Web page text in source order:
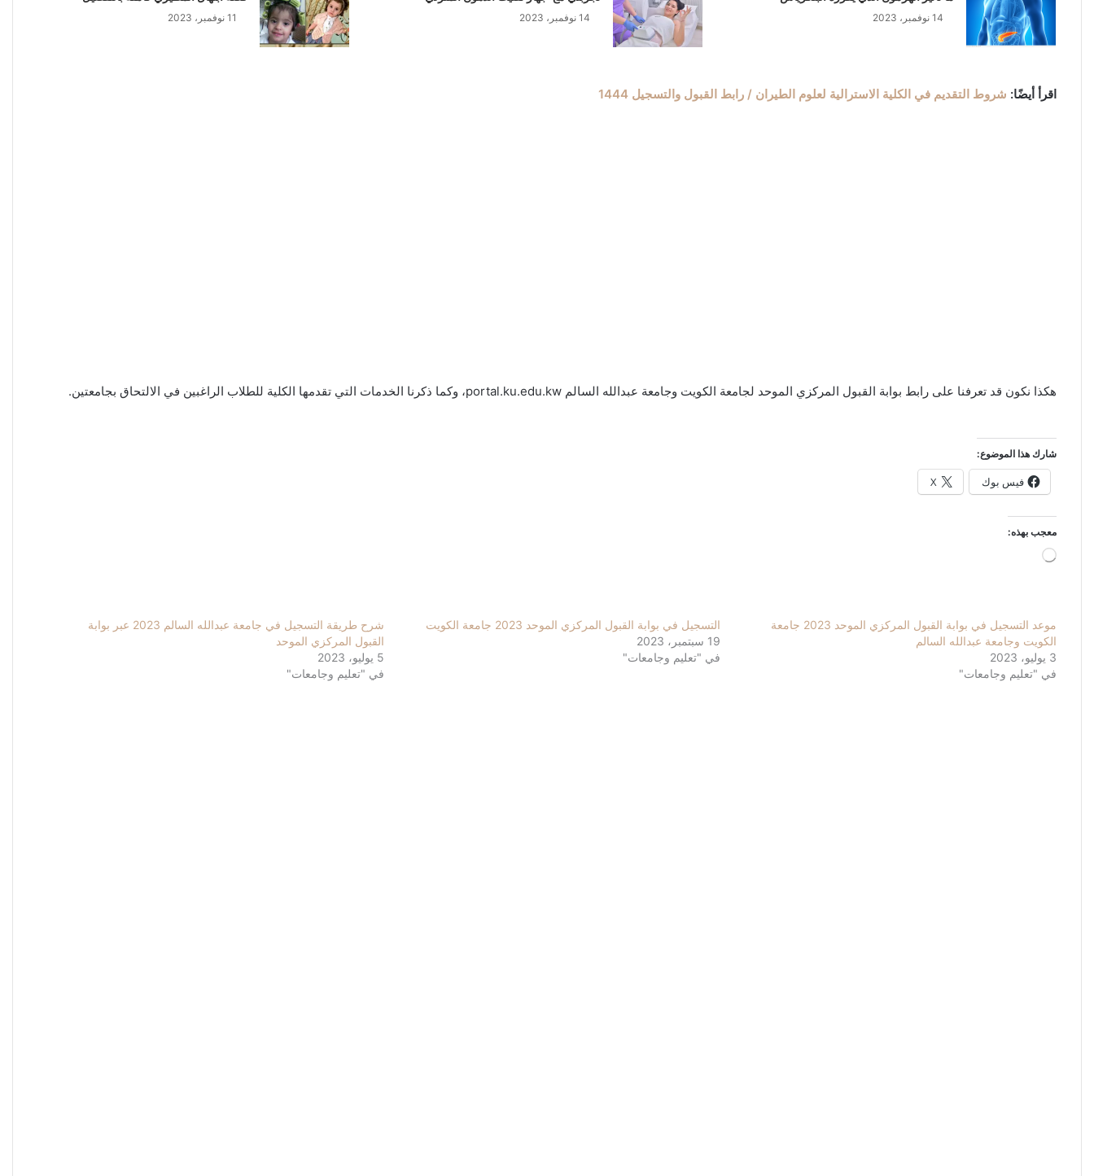
14 نوفمبر، 2023 14 نوفمبر، 2023 11 نوفمبر، 2023
اقرأ أيضًا: شروط التقديم في الكلية الاسترالية لعلوم الطيران / رابط القبول والتسجيل 1444
هكذا نكون قد تعرفنا على رابط بوابة القبول المركزي الموحد لجامعة الكويت وجامعة عبدالله السالم portal.ku.edu.kw، وكما ذكرنا الخدمات التي تقدمها الكلية للطلاب الراغبين في الالتحاق بجامعتين.
شارك هذا الموضوع:
فيس بوك X
معجب بهذه:
جاري
موعد التسجيل في بوابة القبول المركزي الموحد 2023 جامعة
الكويت وجامعة عبدالله السالم
3 يوليو، 2023
في "تعليم وجامعات"
التسجيل في بوابة القبول المركزي الموحد 2023 جامعة الكويت
19 سبتمبر، 2023
في "تعليم وجامعات"
شرح طريقة التسجيل في جامعة عبدالله السالم 2023 عبر بوابة
القبول المركزي الموحد
5 يوليو، 2023
في "تعليم وجامعات"